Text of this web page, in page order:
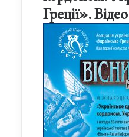
Греції».